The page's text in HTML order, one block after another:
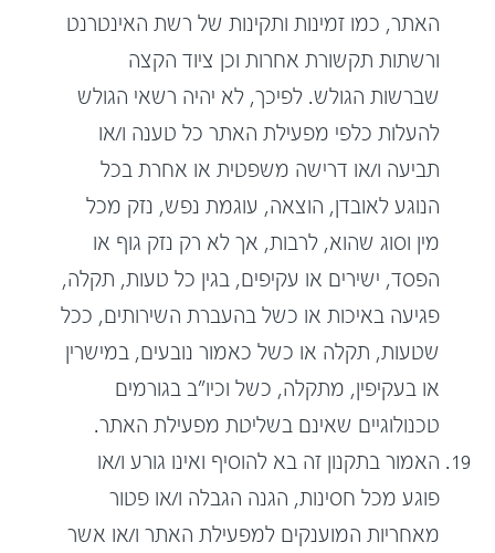
האתר, כמו זמינות ותקינות של רשת האינטרנט
ורשתות תקשורת אחרות וכן ציוד הקצה
שברשות הגולש. לפיכך, לא יהיה רשאי הגולש
להעלות כלפי מפעילת האתר כל טענה ו/או
תביעה ו/או דרישה משפטית או אחרת בכל
הנוגע לאובדן, הוצאה, עוגמת נפש, נזק מכל
מין וסוג שהוא, לרבות, אך לא רק נזק גוף או
הפסד, ישירים או עקיפים, בגין כל טעות, תקלה,
פגיעה באיכות או כשל בהעברת השירותים, ככל
שטעות, תקלה או כשל כאמור נובעים, במישרין
או בעקיפין, מתקלה, כשל וכיו"ב בגורמים
טכנולוגיים שאינם בשליטת מפעילת האתר.
האמור בתקנון זה בא להוסיף ואינו גורע ו/או
פוגע מכל חסינות, הגנה הגבלה ו/או פטור
מאחריות המוענקים למפעילת האתר ו/או אשר